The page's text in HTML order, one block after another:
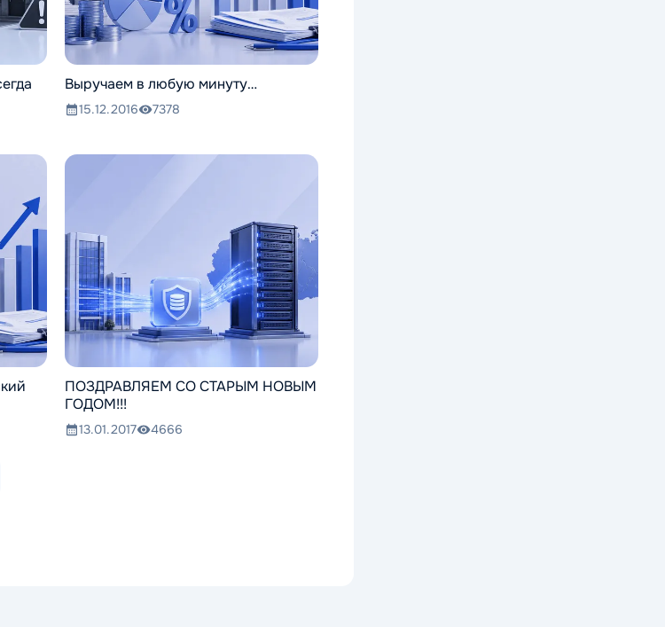
Выручаем в любую минуту…
15.12.2016 7378
ПОЗДРАВЛЯЕМ СО СТАРЫМ НОВЫМ
ГОДОМ!!!
13.01.2017 4666